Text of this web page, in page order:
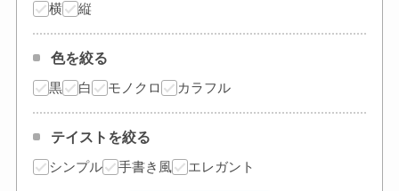
横 縦
色を絞る
黒 白 モノクロ カラフル
テイストを絞る
シンプル 手書き風 エレガント